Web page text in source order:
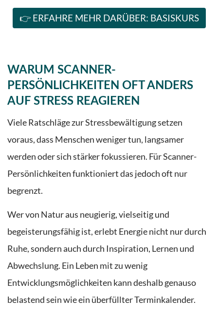
👉 ERFAHRE MEHR DARÜBER: BASISKURS
WARUM SCANNER-
PERSÖNLICHKEITEN OFT ANDERS
AUF STRESS REAGIEREN
Viele Ratschläge zur Stressbewältigung setzen
voraus, dass Menschen weniger tun, langsamer
werden oder sich stärker fokussieren. Für Scanner-
Persönlichkeiten funktioniert das jedoch oft nur
begrenzt.
Wer von Natur aus neugierig, vielseitig und
begeisterungsfähig ist, erlebt Energie nicht nur durch
Ruhe, sondern auch durch Inspiration, Lernen und
Abwechslung. Ein Leben mit zu wenig
Entwicklungsmöglichkeiten kann deshalb genauso
belastend sein wie ein überfüllter Terminkalender.